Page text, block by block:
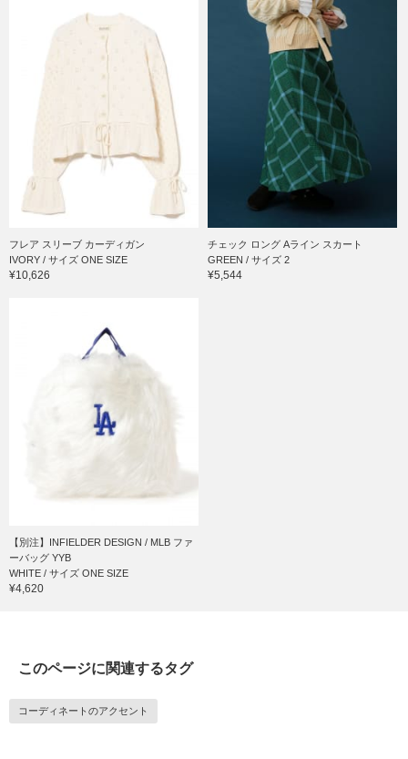
フレア スリーブ カーディガン
IVORY / サイズ ONE SIZE
¥10,626
チェック ロング Aライン スカート
GREEN / サイズ 2
¥5,544
【別注】INFIELDER DESIGN / MLB ファ
ーバッグ YYB
WHITE / サイズ ONE SIZE
¥4,620
このページに関連するタグ
コーディネートのアクセント